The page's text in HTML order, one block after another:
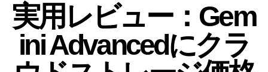
実用レビュー：Gem
ini Advancedにクラ